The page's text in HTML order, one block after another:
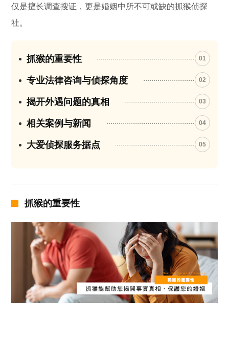
仅是擅长调查搜证，更是婚姻中所不可或缺的抓猴侦探
社。
抓猴的重要性 01
专业法律咨询与侦探角度 02
揭开外遇问题的真相 03
相关案例与新闻 04
大爱侦探服务据点 05
抓猴的重要性